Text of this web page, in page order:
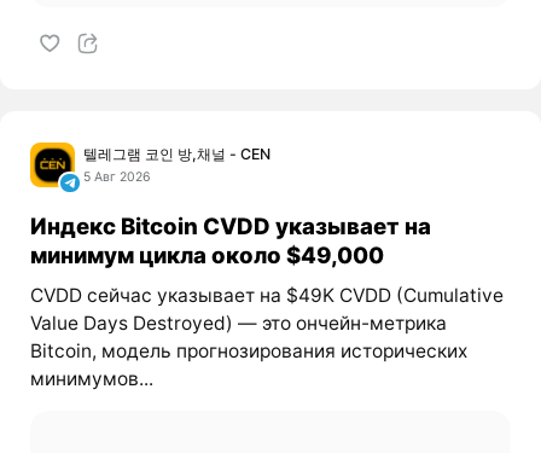
텔레그램 코인 방,채널 - CEN
5 Авг 2026
Индекс Bitcoin CVDD указывает на
минимум цикла около $49,000
CVDD сейчас указывает на $49K CVDD (Cumulative
Value Days Destroyed) — это ончейн-метрика
Bitcoin, модель прогнозирования исторических
минимумов...